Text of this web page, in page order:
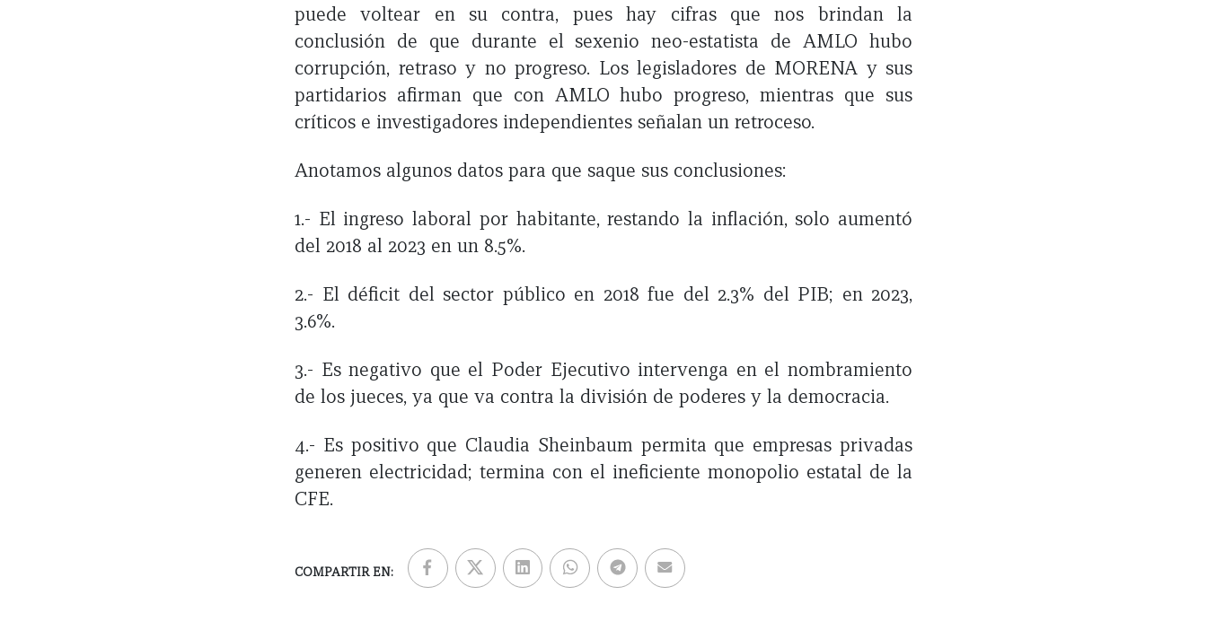
puede voltear en su contra, pues hay cifras que nos brindan la
conclusión de que durante el sexenio neo-estatista de AMLO hubo
corrupción, retraso y no progreso. Los legisladores de MORENA y sus
partidarios afirman que con AMLO hubo progreso, mientras que sus
críticos e investigadores independientes señalan un retroceso.
Anotamos algunos datos para que saque sus conclusiones:
1.- El ingreso laboral por habitante, restando la inflación, solo aumentó
del 2018 al 2023 en un 8.5%.
2.- El déficit del sector público en 2018 fue del 2.3% del PIB; en 2023,
3.6%.
3.- Es negativo que el Poder Ejecutivo intervenga en el nombramiento
de los jueces, ya que va contra la división de poderes y la democracia.
4.- Es positivo que Claudia Sheinbaum permita que empresas privadas
generen electricidad; termina con el ineficiente monopolio estatal de la
CFE.
COMPARTIR EN: